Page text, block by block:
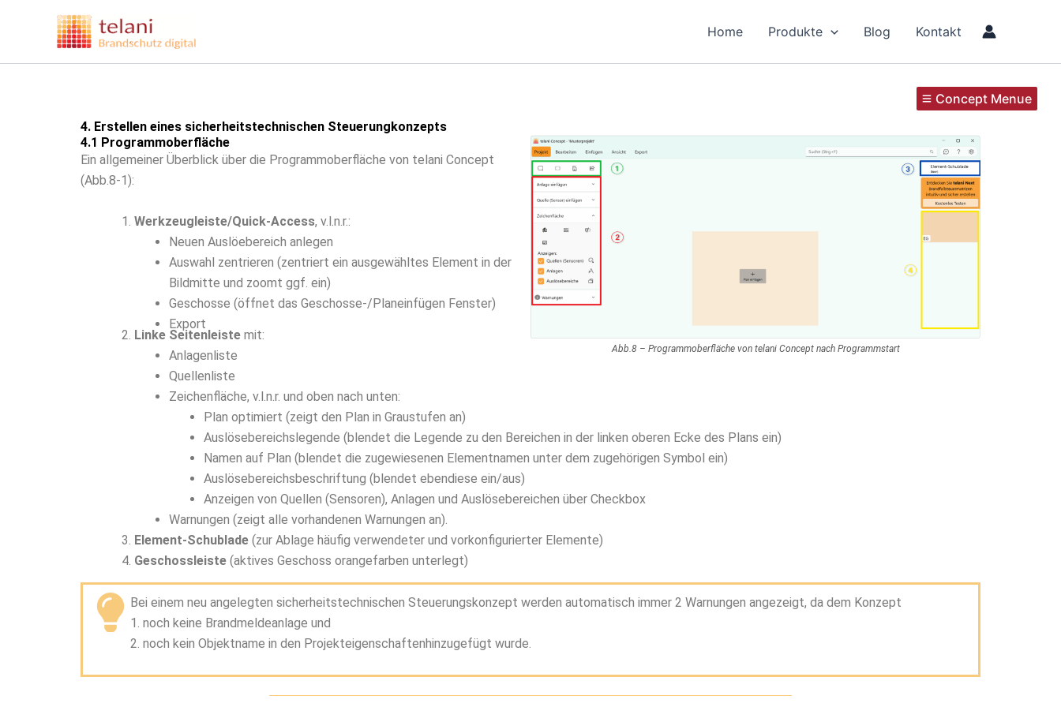
Home Produkte Blog Kontakt
4. Erstellen eines sicherheitstechnischen Steuerungkonzepts
4.1 Programmoberfläche
Ein allgemeiner Überblick über die Programmoberfläche von telani Concept
(Abb.8-1):
Werkzeugleiste/Quick-Access, v.l.n.r.:
Neuen Auslöebereich anlegen
Auswahl zentrieren (zentriert ein ausgewähltes Element in der
Bildmitte und zoomt ggf. ein)
Geschosse (öffnet das Geschosse-/Planeinfügen Fenster)
Export
Abb.8 – Programmoberfläche von telani Concept nach Programmstart
Linke Seitenleiste mit:
Anlagenliste
Quellenliste
Zeichenfläche, v.l.n.r. und oben nach unten:
Plan optimiert (zeigt den Plan in Graustufen an)
Auslösebereichslegende (blendet die Legende zu den Bereichen in der linken oberen Ecke des Plans ein)
Namen auf Plan (blendet die zugewiesenen Elementnamen unter dem zugehörigen Symbol ein)
Auslösebereichsbeschriftung (blendet ebendiese ein/aus)
Anzeigen von Quellen (Sensoren), Anlagen und Auslösebereichen über Checkbox
Warnungen (zeigt alle vorhandenen Warnungen an).
Element-Schublade (zur Ablage häufig verwendeter und vorkonfigurierter Elemente)
Geschossleiste (aktives Geschoss orangefarben unterlegt)
Bei einem neu angelegten sicherheitstechnischen Steuerungskonzept werden automatisch immer 2 Warnungen angezeigt, da dem Konzept
1. noch keine Brandmeldeanlage und
2. noch kein Objektname in den Projekteigenschaftenhinzugefügt wurde.
Concept Menue